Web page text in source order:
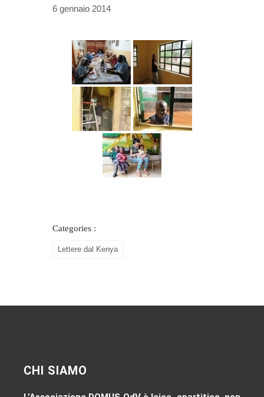
6 gennaio 2014
Categories :
Lettere dal Kenya
CHI SIAMO